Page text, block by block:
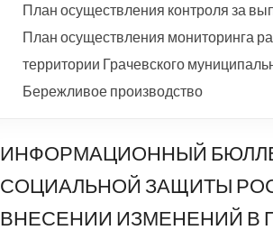
План осуществления контроля за
План осуществления мониторинга
территории Грачевского
Бережливое производство
ИНФОРМАЦИОННЫЙ
СОЦИАЛЬНОЙ ЗАЩИТЫ
ВНЕСЕНИИ ИЗМЕНЕНИЙ В